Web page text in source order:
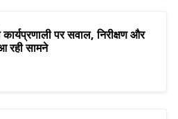
पर सवाल, निरीक्षण और
रही सामने